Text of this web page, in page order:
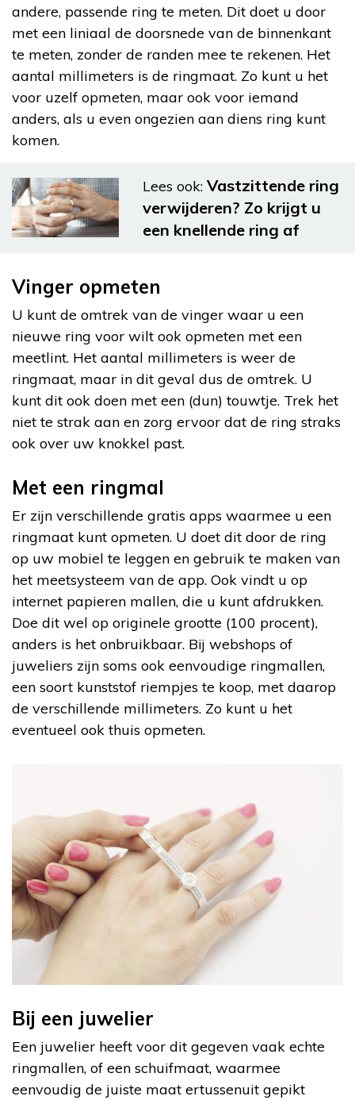
andere, passende ring te meten. Dit doet u door
met een liniaal de doorsnede van de binnenkant
te meten, zonder de randen mee te rekenen. Het
aantal millimeters is de ringmaat. Zo kunt u het
voor uzelf opmeten, maar ook voor iemand
anders, als u even ongezien aan diens ring kunt
komen.
Lees ook: Vastzittende ring
verwijderen? Zo krijgt u
een knellende ring af
Vinger opmeten
U kunt de omtrek van de vinger waar u een
nieuwe ring voor wilt ook opmeten met een
meetlint. Het aantal millimeters is weer de
ringmaat, maar in dit geval dus de omtrek. U
kunt dit ook doen met een (dun) touwtje. Trek het
niet te strak aan en zorg ervoor dat de ring straks
ook over uw knokkel past.
Met een ringmal
Er zijn verschillende gratis apps waarmee u een
ringmaat kunt opmeten. U doet dit door de ring
op uw mobiel te leggen en gebruik te maken van
het meetsysteem van de app. Ook vindt u op
internet papieren mallen, die u kunt afdrukken.
Doe dit wel op originele grootte (100 procent),
anders is het onbruikbaar. Bij webshops of
juweliers zijn soms ook eenvoudige ringmallen,
een soort kunststof riempjes te koop, met daarop
de verschillende millimeters. Zo kunt u het
eventueel ook thuis opmeten.
Bij een juwelier
Een juwelier heeft voor dit gegeven vaak echte
ringmallen, of een schuifmaat, waarmee
eenvoudig de juiste maat ertussenuit gepikt